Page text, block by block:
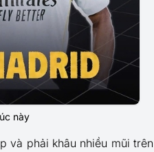
này
và phải khâu nhiều mũi trên